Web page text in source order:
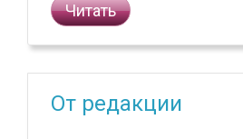
Читать
От редакции